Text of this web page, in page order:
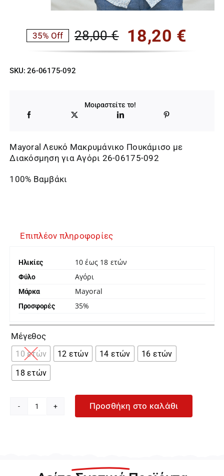
28,00€
Original
price
28,00 €.
18,20 €
Η
τρέχουσα
είναι:
18,20 €.
35% Off
SKU:26-06175-092
Μοιραστείτε το!
Mayoral Λευκό Μακρυμάνικο Πουκάμισο με
Διακόσμηση για Αγόρι 26-06175-092
100% Βαμβάκι
Επιπλέον πληροφορίες
Ηλικίες 10 έως 18 ετών
Φύλο Αγόρι
Μάρκα Mayoral
Προσφορές 35%
Μέγεθος
10 ετών 12 ετών 14 ετών
16 ετών
18 ετών
Mayoral
Διακόσμηση
Προσθήκη στο καλάθι